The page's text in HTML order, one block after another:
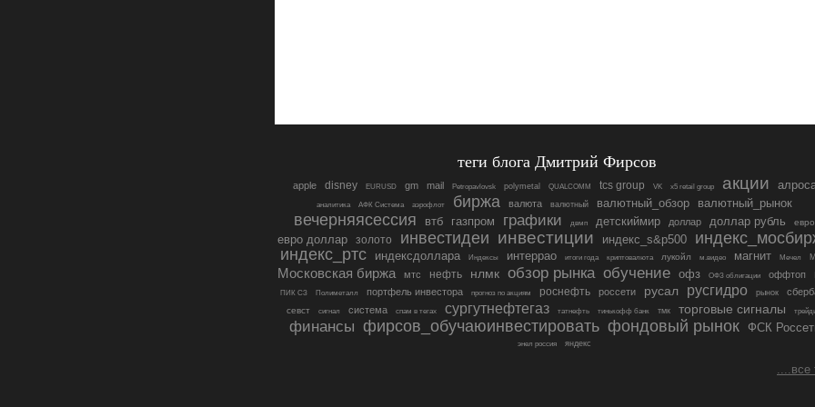
теги блога Дмитрий Фирсов
apple disney EURUSD gm mail Petropavlovsk polymetal QUALCOMM tcs group VK x5 retail group акции
аналитика АФК Система аэрофлот биржа валюта валютный валютный_обзор валютный_рынок
вечерняясессия втб газпром графики двмп детскиймир доллар доллар рубль евро
евро доллар золото инвестидеи инвестиции индекс_s&p500
индекс_ртс индексдоллара Индексы интеррао итоги года криптовалюта лукойл м.видео магнит Мечел
Московская биржа мтс нефть нлмк обзор рынка обучение офз ОФЗ облигации оффтоп
ПИК СЗ Полиметалл портфель инвестора прогноз по акциям роснефть россети русал русгидро рынок
севст сигнал система спам в тегах сургутнефтегаз татнефть тинькофф банк тмк торговые сигналы
финансы фирсов_обучаюинвестировать фондовый рынок ФСК
энел россия яндекс
....все